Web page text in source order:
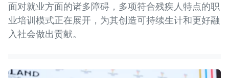
面对就业方面的诸多障碍，多项符合残疾人特点的职
业培训模式正在展开，为其创造可持续生计和更好融
入社会做出贡献。